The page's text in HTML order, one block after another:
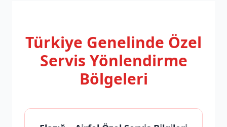
Türkiye Genelinde Özel
Servis Yönlendirme
Bölgeleri